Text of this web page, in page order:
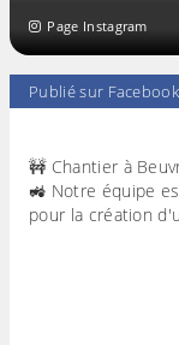
Page Instagram
Publié sur Facebook
🚧 Chantier à
🚜 Notre équipe
pour la création